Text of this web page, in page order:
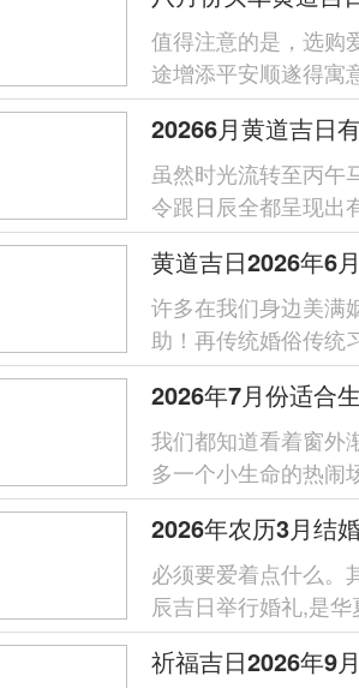
值得注意的是，选购
途增添平安顺遂得寓
为与蛇相冲之日。
20266月黄道吉日
虽然时光流转至丙午
令跟日辰全都呈现出
是顺应天时地利以求
许多在我们身边美满
助！再传统婚俗传统
关乎新人未来幸福同
2026年7月份适合
我们都知道看着窗外
多一个小生命的热闹
给宝宝选一个最佳的
必须要爱着点什么。
辰吉日举行婚礼,是
历丙午马年天干丙属
祈福吉日2026年9